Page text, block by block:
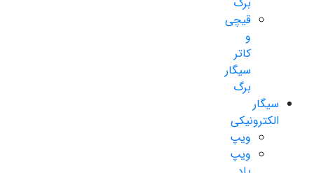
قیچی
و
کاتر
سیگار
برگ
سیگار
الکترونیکی
ویپ
ویپ